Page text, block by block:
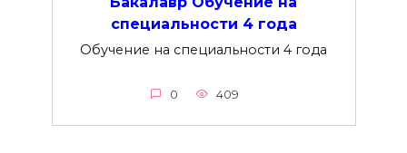
специальности 4 года
Обучение на специальности 4 года
0 409